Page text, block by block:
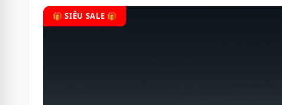
🎁 SIÊU SALE 🎁